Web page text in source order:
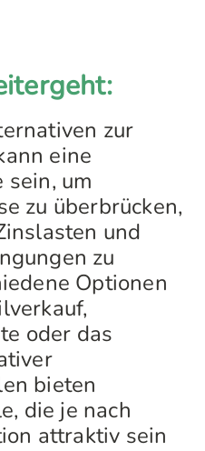
zur
eine
um
zu überbrücken,
und
zu
Optionen
oder das
bieten
die je nach
attraktiv sein